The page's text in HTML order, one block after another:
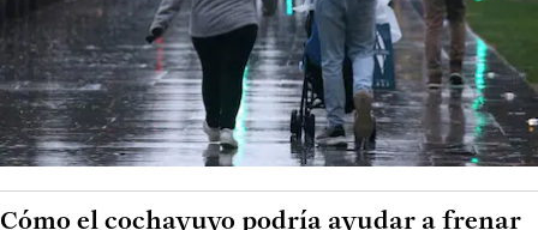
Cómo el cochayuyo podría ayudar a frenar